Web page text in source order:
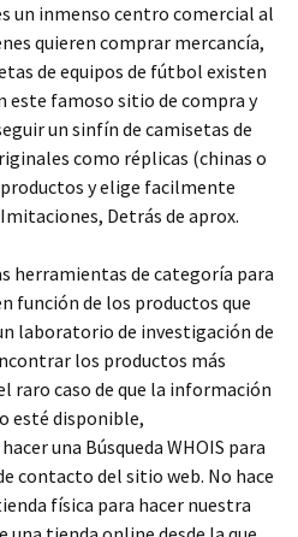
un inmenso centro comercial al
quieren comprar mercancía,
de equipos de fútbol existen
este famoso sitio de compra y
un sinfín de camisetas de
como réplicas (chinas o
y elige facilmente
Detrás de aprox.
herramientas de categoría para
función de los productos que
laboratorio de investigación de
los productos más
raro caso de que la información
esté disponible,
una Búsqueda WHOIS para
contacto del sitio web. No hace
física para hacer nuestra